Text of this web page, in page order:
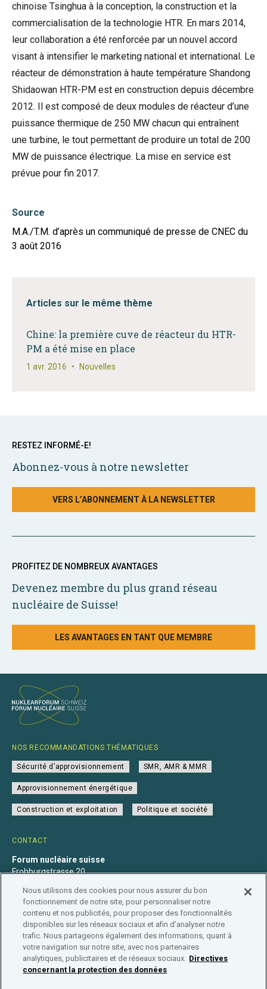
chinoise Tsinghua à la conception, la construction et la
commercialisation de la technologie HTR. En mars 2014,
leur collaboration a été renforcée par un nouvel accord
visant à intensifier le marketing national et international. Le
réacteur de démonstration à haute température Shandong
Shidaowan HTR-PM est en construction depuis décembre
2012. Il est composé de deux modules de réacteur d’une
puissance thermique de 250 MW chacun qui entraînent
une turbine, le tout permettant de produire un total de 200
MW de puissance électrique. La mise en service est
prévue pour fin 2017.
Source
M.A./T.M. d’après un communiqué de presse de CNEC du
3 août 2016
Articles sur le même thème
Chine: la première cuve de réacteur du HTR-
PM a été mise en place
1 avr. 2016 • Nouvelles
RESTEZ INFORMÉ-E!
Abonnez-vous à notre newsletter
VERS L’ABONNEMENT À LA NEWSLETTER
PROFITEZ DE NOMBREUX AVANTAGES
Devenez membre du plus grand réseau
nucléaire de Suisse!
LES AVANTAGES EN TANT QUE MEMBRE
CONTACT
Forum nucléaire suisse
Frohburgstrasse 20
+41 31 560 36 50
info@nuklearforum.ch
NOS RECOMMANDATIONS THÉMATIQUES
Sécurité d’approvisionnement SMR, AMR & MMR
Approvisionnement énergétique
Construction et exploitation Politique et société
Déclaration de confidentialité Impressum Affiliation
Nous utilisons des cookies pour nous assurer du bon
fonctionnement de notre site, pour personnaliser notre
contenu et nos publicités, pour proposer des fonctionnalités
disponibles sur les réseaux sociaux et afin d’analyser notre
trafic. Nous partageons également des informations, quant à
votre navigation sur notre site, avec nos partenaires
analytiques, publicitaires et de réseaux sociaux. Directives
concernant la protection des données